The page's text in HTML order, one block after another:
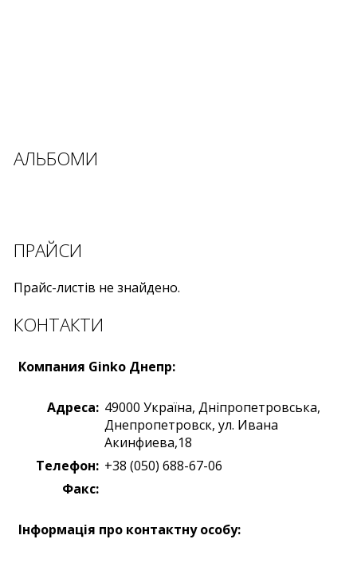
АЛЬБОМИ
ПРАЙСИ
Прайс-листів не знайдено.
КОНТАКТИ
Компания Ginko Днепр:
Адреса: 49000 Україна,Дніпропетровська,
Днепропетровск,ул. Ивана
Акинфиева,18
Телефон: +38 (050) 688-67-06
Факс:
Iнформація про контактну особу: